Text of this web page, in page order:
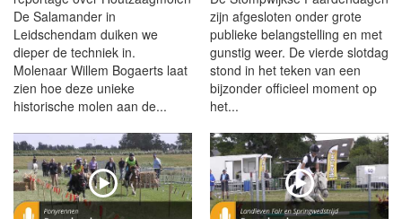
De Salamander in
Leidschendam duiken we
dieper de techniek in.
Molenaar Willem Bogaerts laat
zien hoe deze unieke
historische molen aan de...
zijn afgesloten onder grote
publieke belangstelling en met
gunstig weer. De vierde slotdag
stond in het teken van een
bijzonder officieel moment op
het...